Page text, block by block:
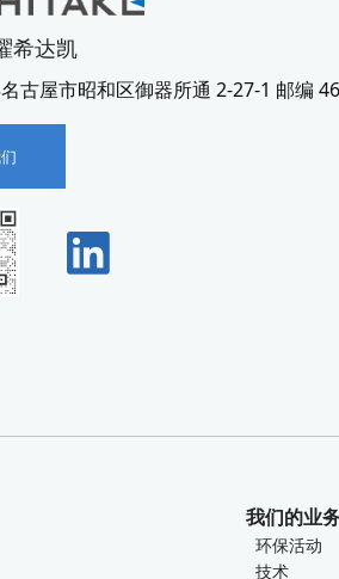
希达凯
古屋市昭和区御器所通 2-27-1 邮编
我们的业
环保活动
技术